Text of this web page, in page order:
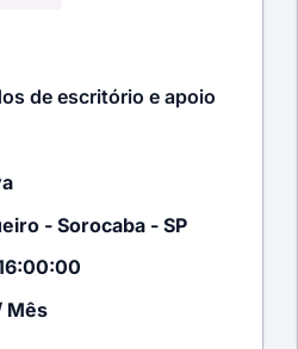
de escritório e apoio
- Sorocaba - SP
Mês